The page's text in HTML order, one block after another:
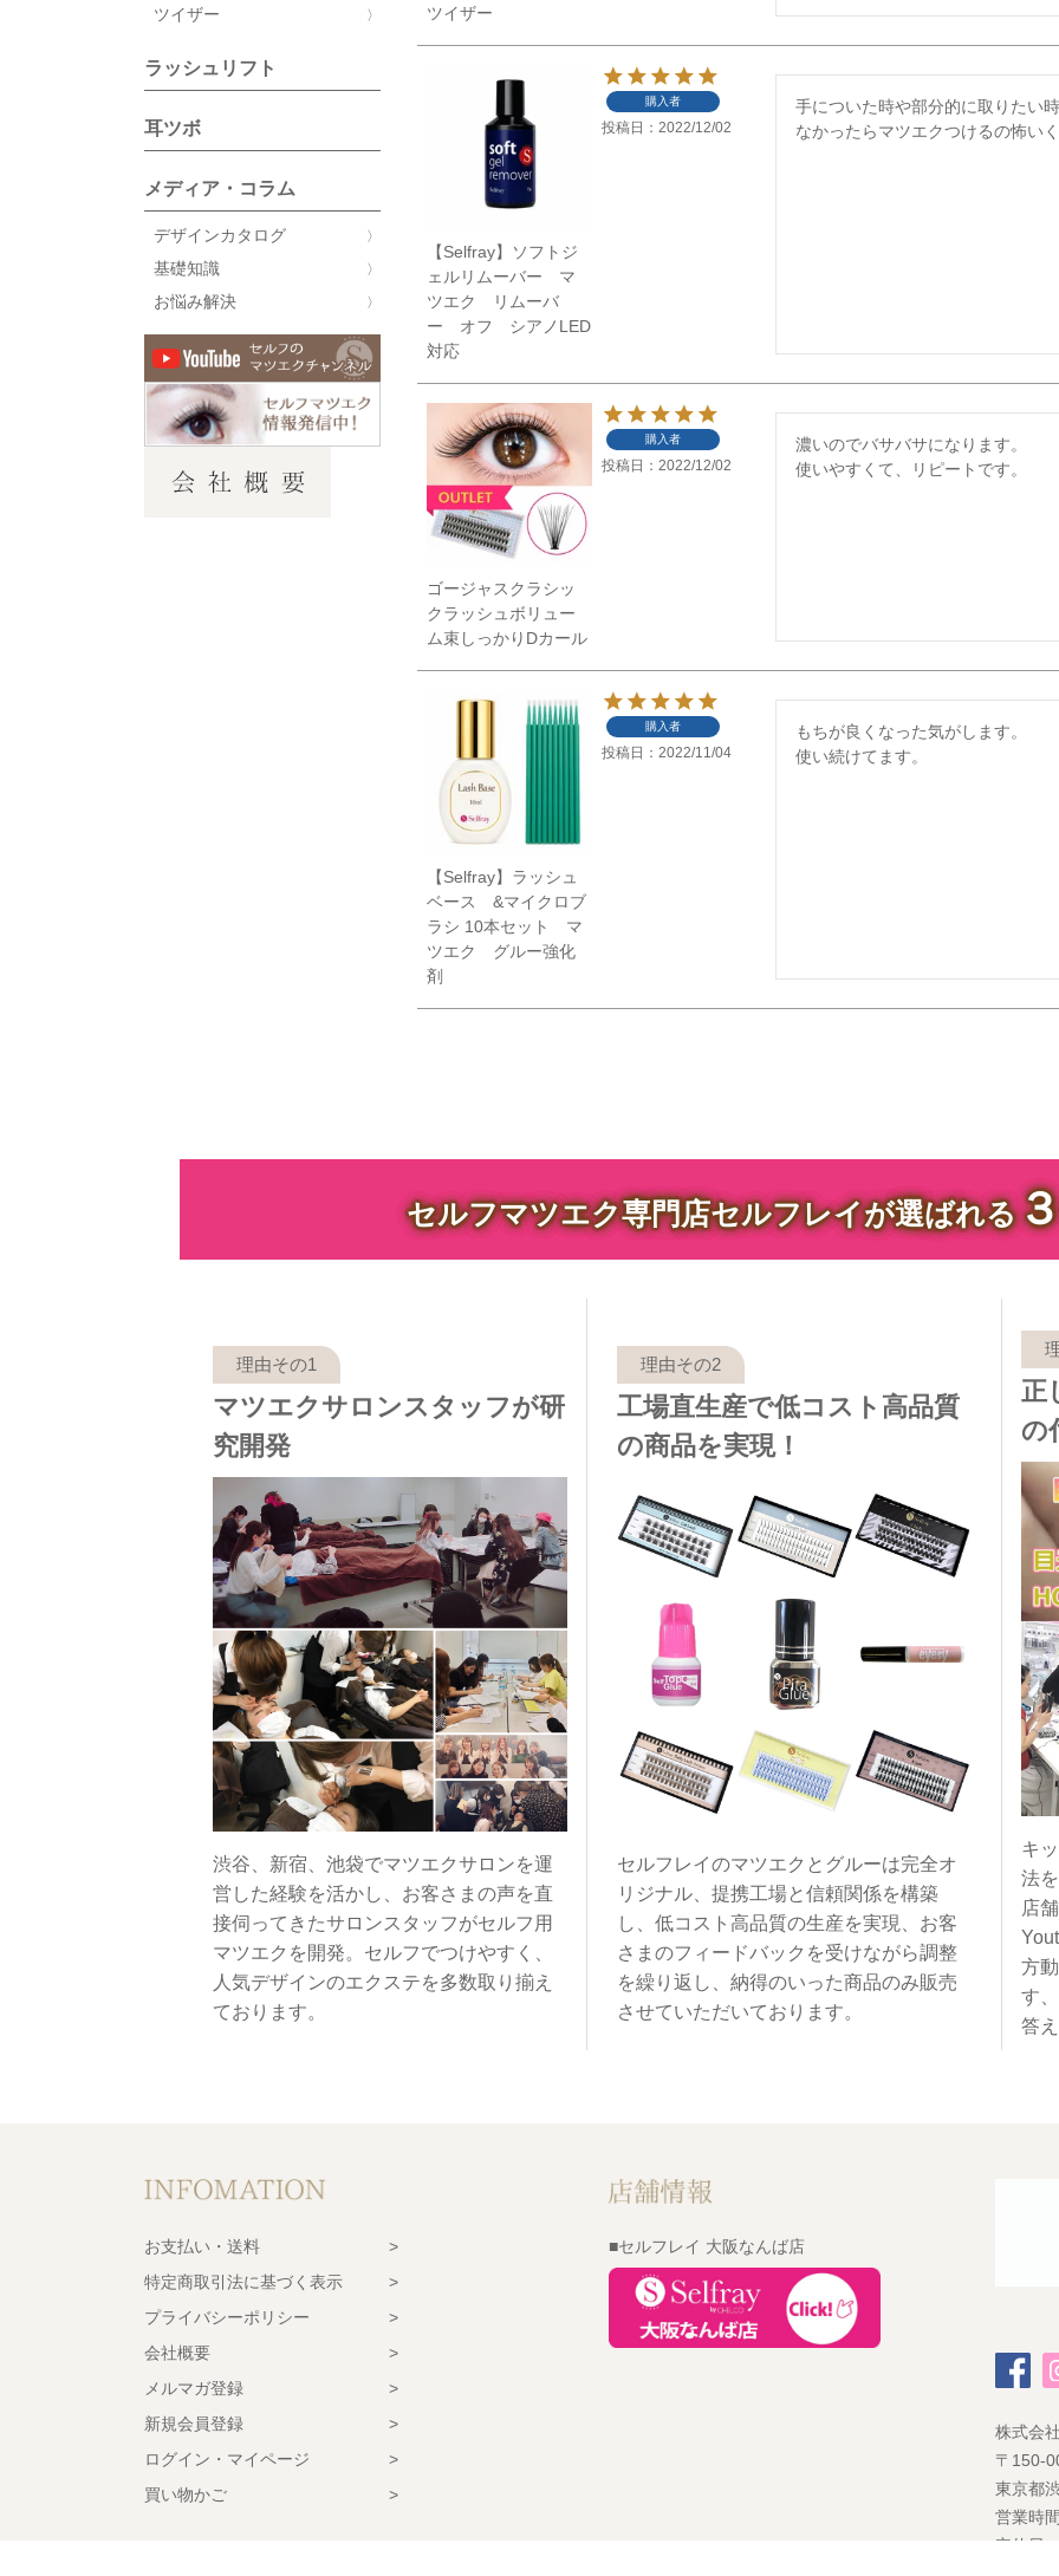
ツイザー
ラッシュリフト
耳ツボ
メディア・コラム
デザインカタログ
基礎知識
お悩み解決
ツイザー
【Selfray】ソフトジ
ェルリムーバー マ
ツエク リムーバ
ー オフ シアノLED
対応
購入者
投稿日 2022/12/02
手についた時や部分的に取りたい
なかったらマツエクつけるの怖いく
ゴージャスクラシッ
クラッシュボリュー
ム束しっかりDカール
購入者
投稿日 2022/12/02
濃いのでバサバサになります。
使いやすくて、リピートです。
【Selfray】ラッシュ
ベース &マイクロブ
ラシ 10本セット マ
ツエク グルー強化
剤
購入者
投稿日 2022/11/04
もちが良くなった気がします。
使い続けてます。
セルフマツエク専門店セルフレイが選ばれる
マツエクサロンスタッフが研
究開発
渋谷、新宿、池袋でマツエクサロンを運
営した経験を活かし、お客さまの声を直
接伺ってきたサロンスタッフがセルフ用
マツエクを開発。セルフでつけやすく、
人気デザインのエクステを多数取り揃え
ております。
工場直生産で低コスト高品質
の商品を実現！
セルフレイのマツエクとグルーは完全オ
リジナル、提携工場と信頼関係を構築
し、低コスト高品質の生産を実現、お客
さまのフィードバックを受けながら調整
を繰り返し、納得のいった商品のみ販売
させていただいております。
正
の
キ
法
店
方
す
答
お支払い・送料
特定商取引法に基づく表示
プライバシーポリシー
会社概要
メルマガ登録
新規会員登録
ログイン・マイページ
買い物かご
■セルフレイ 大阪なんば店
株式会
〒150-
東京都
営業時
定休日